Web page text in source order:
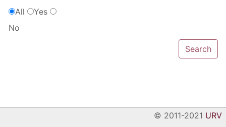
All
Yes
No
© 2011-2021 URV